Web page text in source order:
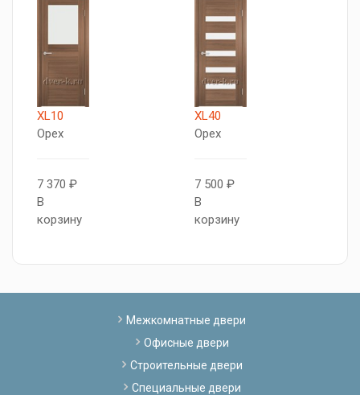
XL10
Орех
7 370 ₽
В
корзину
XL40
Орех
7 500 ₽
В
корзину
Межкомнатные двери
Офисные двери
Строительные двери
Специальные двери